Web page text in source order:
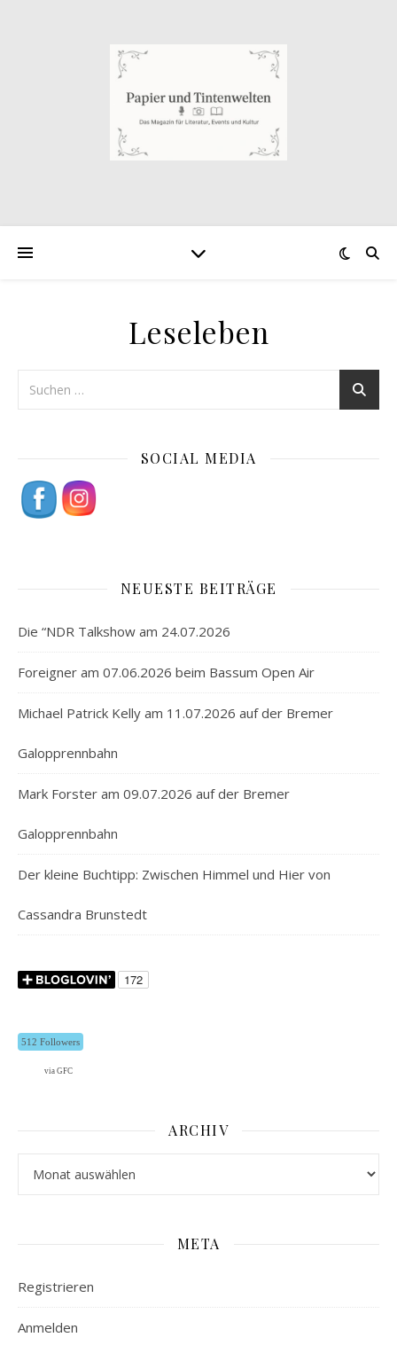
Leseleben
SOCIAL MEDIA
NEUESTE BEITRÄGE
Die “NDR Talkshow am 24.07.2026
Foreigner am 07.06.2026 beim Bassum Open Air
Michael Patrick Kelly am 11.07.2026 auf der Bremer
Galopprennbahn
Mark Forster am 09.07.2026 auf der Bremer
Galopprennbahn
Der kleine Buchtipp: Zwischen Himmel und Hier von
Cassandra Brunstedt
512 Followers
via GFC
ARCHIV
META
Registrieren
Anmelden